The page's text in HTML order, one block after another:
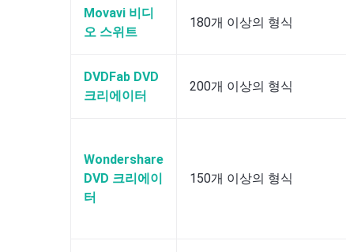
Movavi 비디
오 스위트
180개 이상의 형식
DVDFab DVD
크리에이터
200개 이상의 형식
Wondershare
DVD 크리에이
터
150개 이상의 형식